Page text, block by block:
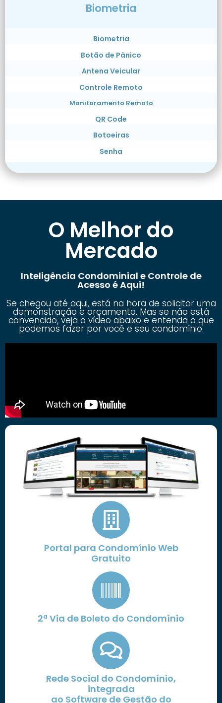
Biometria
Biometria
Botão de Pânico
Antena Veicular
Controle Remoto
Monitoramento Remoto
QR Code
Botoeiras
Senha
O Melhor do
Mercado
Inteligência Condominial e Controle de
Acesso é Aqui!
Se chegou até aqui, está na hora de solicitar uma
demonstração e orçamento. Mas se não está
convencido, veja o vídeo abaixo e entenda o que
podemos fazer por você e seu condomínio.
Portal para Condomínio Web
Gratuito
2ª Via de Boleto do Condomínio
Rede Social do Condomínio,
integrada
ao Software de Gestão do